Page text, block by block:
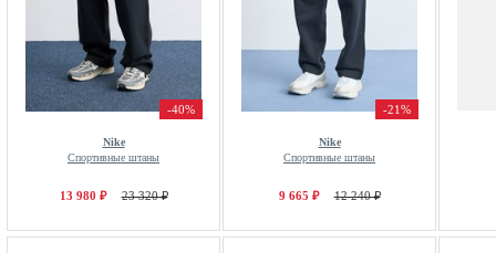
-40%
Nike
Спортивные штаны
13 980 ₽ 23 320 ₽
-21%
Nike
Спортивные штаны
9 665 ₽ 12 240 ₽